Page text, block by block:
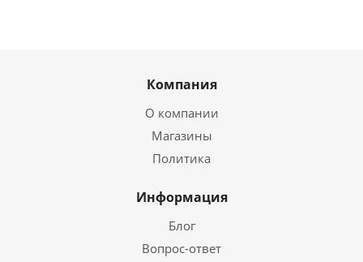
Компания
О компании
Магазины
Политика
Информация
Блог
Вопрос-ответ